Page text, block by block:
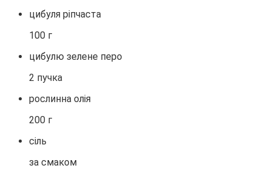
цибуля ріпчаста
100 г
цибулю зелене перо
2 пучка
рослинна олія
200 г
сіль
за смаком